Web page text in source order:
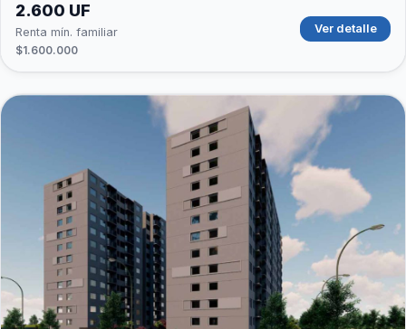
2.600 UF
Renta mín. familiar
$1.600.000
Ver detalle